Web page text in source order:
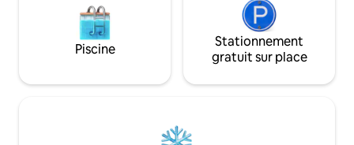
pharmacies, un centre médical et, à
seulement 40 minutes en voiture, Saint-
Domingue.Piscine
Stationnement
gratuit sur place